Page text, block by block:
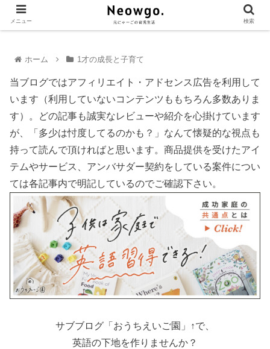
ホーム 1才の成長と子育て
当ブログではアフィリエイト・アドセンス広告を利用して
います（利用していないコンテンツももちろん多数ありま
す）。どの記事も誠実なレビューや紹介を心掛けています
が、「多少は忖度してるのかも？」なんて懐疑的な視点も
持って読んで頂ければと思います。商品提供を受けたアイ
テムやサービス、アンバサダー契約をしている案件につい
ては各記事内で明記しているのでご確認下さい。
サブブログ「おうちえいご園」↑で、
英語の下地を作りませんか？
メニュー 検索